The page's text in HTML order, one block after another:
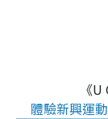
《
體驗新興運